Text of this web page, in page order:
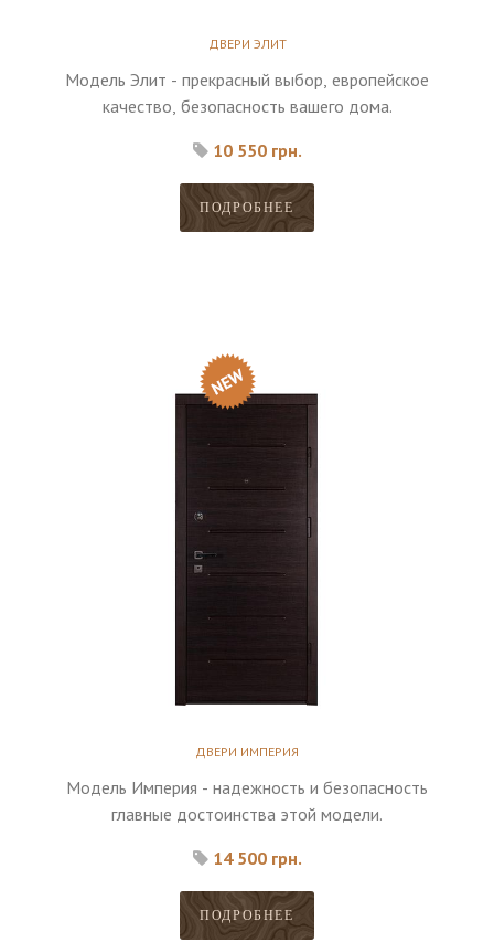
ДВЕРИ ЭЛИТ
Модель Элит - прекрасный выбор, европейское
качество, безопасность вашего дома.
10 550 грн.
ПОДРОБНЕЕ
ДВЕРИ ИМПЕРИЯ
Модель Империя - надежность и безопасность
главные достоинства этой модели.
14 500 грн.
ПОДРОБНЕЕ